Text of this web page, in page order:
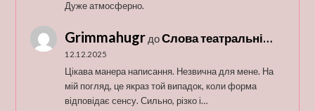
Дуже атмосферно.
Grimmahugr доСлова театральні…
12.12.2025
Цікава манера написання. Незвична для мене. На
мій погляд, це якраз той випадок, коли форма
відповідає сенсу. Сильно, різко і…